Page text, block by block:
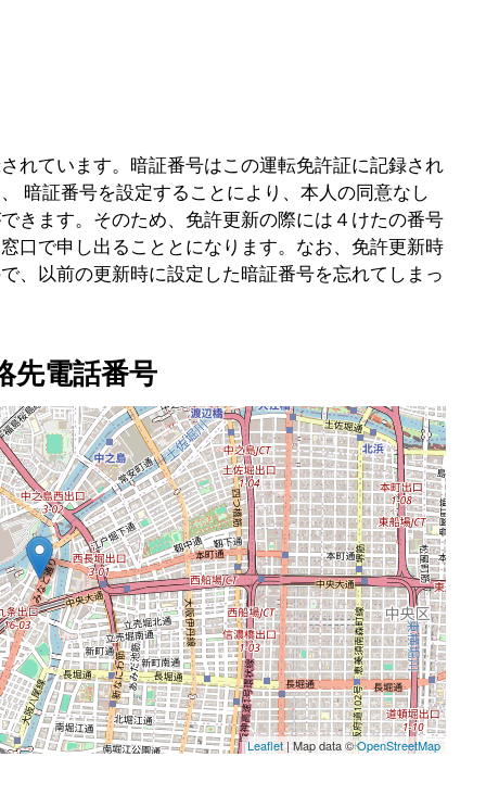
れています。暗証番号はこの運転免許証に記録され
暗証番号を設定することにより、本人の同意なし
きます。そのため、免許更新の際には４けたの番号
口で申し出ることとになります。なお、免許更新時
、以前の更新時に設定した暗証番号を忘れてしまっ
先電話番号
Leaflet| Map data ©OpenStreetMap